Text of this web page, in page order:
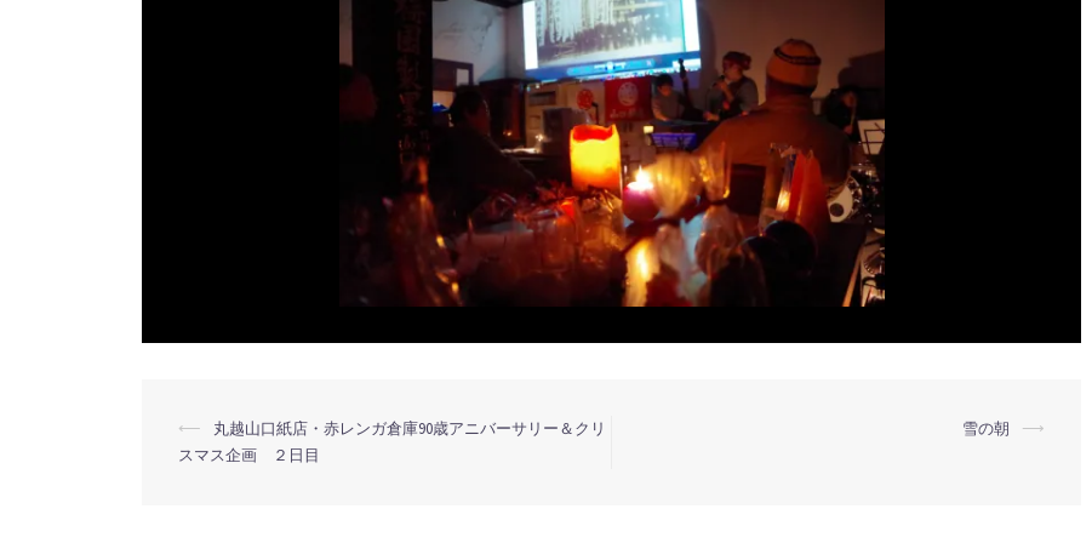
投
稿
⟵
丸越山口紙店・赤レンガ倉庫90歳アニバーサリー＆クリ
スマス企画 ２日目
雪の朝 ⟶